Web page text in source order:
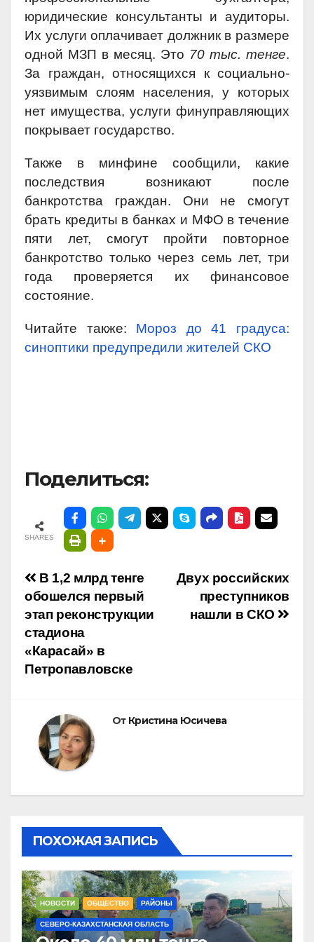
юридические консультанты и аудиторы.
Их услуги оплачивает должник в размере
одной МЗП в месяц. Это 70 тыс. тенге.
За граждан, относящихся к социально-
уязвимым слоям населения, у которых
нет имущества, услуги финуправляющих
покрывает государство.
Также в минфине сообщили, какие
последствия возникают после
банкротства граждан. Они не смогут
брать кредиты в банках и МФО в течение
пяти лет, смогут пройти повторное
банкротство только через семь лет, три
года проверяется их финансовое
состояние.
Читайте также: Мороз до 41 градуса:
синоптики предупредили жителей СКО
Поделиться:
SHARES
Навигация
по
записям
Двух российских
преступников
нашли в СКО
В 1,2 млрд тенге
обошелся первый
этап реконструкции
стадиона
«Карасай» в
Петропавловске
От Кристина Юсичева
ПОХОЖАЯ ЗАПИСЬ
НОВОСТИ ОБЩЕСТВО РАЙОНЫ
СЕВЕРО-КАЗАХСТАНСКАЯ ОБЛАСТЬ